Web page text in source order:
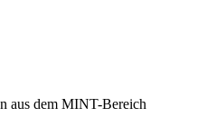
aus dem MINT-Bereich